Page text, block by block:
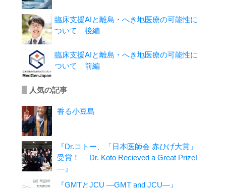
臨床支援AIと離島・へき地医療の可能性に
ついて 後編
臨床支援AIと離島・へき地医療の可能性に
ついて 前編
人気の記事
香る小豆島
『Dr.コトー、「日本医師会 赤ひげ大賞」
受賞！ ―Dr. Koto Recieved a Great Prize!
―』
『GMTとJCU ―GMT and JCU―』